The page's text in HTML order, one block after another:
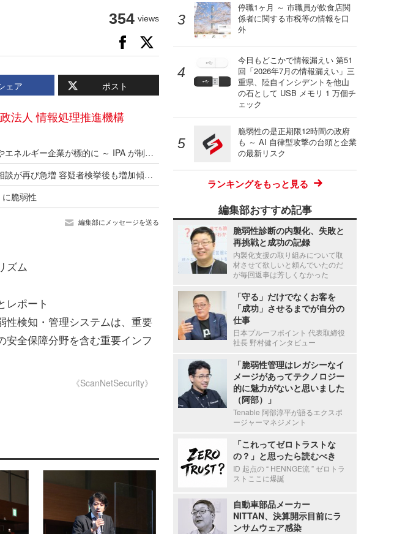
354 views
ェア ポスト
法人 情報処理推進機構
市民プールやエネルギー企業が標的に ～ IPA が制御システムの最新サイバーインシデント事例を追加
「偽警告」相談が再び急増 容疑者検挙後も増加傾向が続く ～ 2026年第2四半期 IPA 情報セキュリティ安心相談窓口の相談状況
脆弱性
編集部にメッセージを送る
ズム
レポート
検知・管理システムは、重要
安全保障分野を含む重要インフ
《ScanNetSecurity》
停職1ヶ月 ～ 市職員が飲食店関
係者に関する市税等の情報を口
外
今日もどこかで情報漏えい 第51
回「2026年7月の情報漏えい」三
重県、陸自インシデントを他山
の石として USB メモリ 1 万個チ
ェック
脆弱性の是正期限12時間の政府
も ～ AI 自律型攻撃の台頭と企業
の最新リスク
ランキングをもっと見る
編集部おすすめ記事
脆弱性診断の内製化、失敗と
再挑戦と成功の記録
内製化支援の取り組みについて取
材させて欲しいと頼んでいたのだ
が毎回返事は芳しくなかった
「守る」だけでなくお客を
「成功」させるまでが自分の
仕事
日本プルーフポイント 代表取締役
社長 野村健インタビュー
「脆弱性管理はレガシーなイ
メージがあってテクノロジー
的に魅力がないと思いました
（阿部）」
Tenable 阿部淳平が語るエクスポ
ージャーマネジメント
「これってゼロトラストな
の？」と思ったら読むべき
ID 起点の “ HENNGE流 ” ゼロトラ
ストここに爆誕
自動車部品メーカー
NITTAN、決算開示目前にラ
ンサムウェア感染